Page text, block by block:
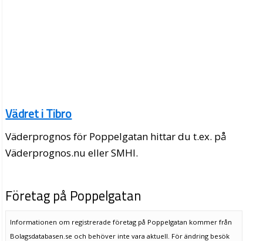
Vädret i Tibro
Väderprognos för Poppelgatan hittar du t.ex. på
Väderprognos.nu eller SMHI.
Företag på Poppelgatan
Informationen om registrerade företag på Poppelgatan kommer från
Bolagsdatabasen.se och behöver inte vara aktuell. För ändring besök